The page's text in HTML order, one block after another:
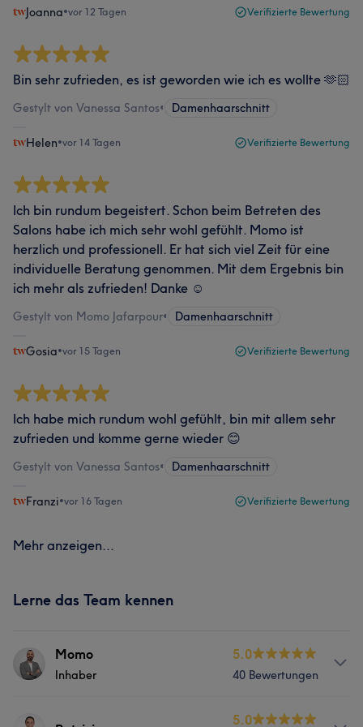
Joanna•vor 12 Tagen Verifizierte Bewertung
Bin sehr zufrieden, es ist geworden wie ich es wollte 🫶🏻
Gestylt von Vanessa Santos• Damenhaarschnitt
Helen•vor 14 Tagen Verifizierte Bewertung
Ich bin rundum begeistert. Schon beim Betreten des
Salons habe ich mich sehr wohl gefühlt. Momo ist
herzlich und professionell. Er hat sich viel Zeit für eine
individuelle Beratung genommen. Mit dem Ergebnis bin
ich mehr als zufrieden! Danke ☺️
Gestylt von Momo Jafarpour• Damenhaarschnitt
Gosia•vor 15 Tagen Verifizierte Bewertung
Ich habe mich rundum wohl gefühlt, bin mit allem sehr
zufrieden und komme gerne wieder 😊
Gestylt von Vanessa Santos• Damenhaarschnitt
Franzi•vor 16 Tagen Verifizierte Bewertung
Mehr anzeigen...
Lerne das Team kennen
Momo
Inhaber
5.0
40 Bewertungen
Info
5.0